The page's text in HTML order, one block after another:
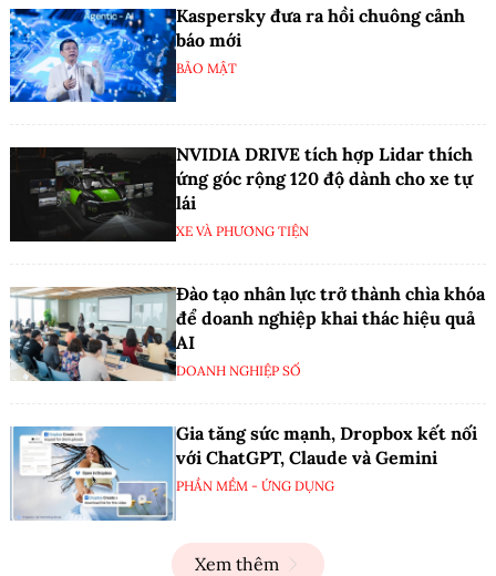
Kaspersky đưa ra hồi chuông cảnh
báo mới
BẢO MẬT
NVIDIA DRIVE tích hợp Lidar thích
ứng góc rộng 120 độ dành cho xe tự
lái
XE VÀ PHƯƠNG TIỆN
Đào tạo nhân lực trở thành chìa khóa
để doanh nghiệp khai thác hiệu quả
AI
DOANH NGHIỆP SỐ
Gia tăng sức mạnh, Dropbox kết nối
với ChatGPT, Claude và Gemini
PHẦN MỀM - ỨNG DỤNG
Xem thêm